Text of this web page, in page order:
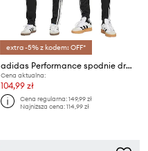
extra -5% z kodem: OFF*
adidas Performance spodnie dresowe dziecięce
Cena aktualna:
104,99 zł
Cena regularna:149,99 zł
Najniższa cena:114,99 zł